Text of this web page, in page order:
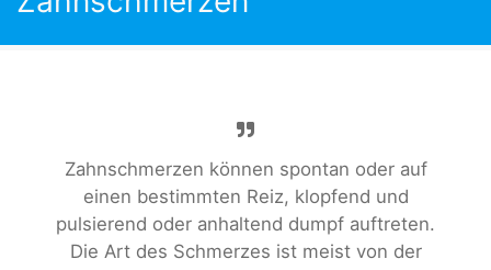
Zahnschmerzen können spontan oder auf
einen bestimmten Reiz, klopfend und
pulsierend oder anhaltend dumpf auftreten.
Die Art des Schmerzes ist meist von der